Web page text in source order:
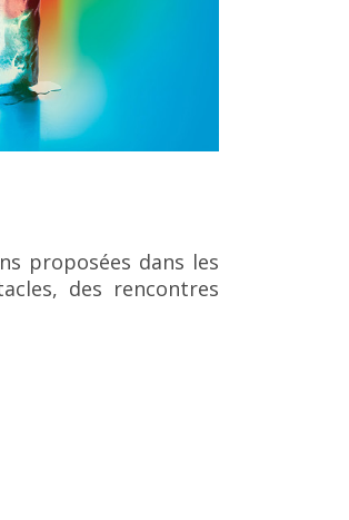
proposées dans les
des rencontres